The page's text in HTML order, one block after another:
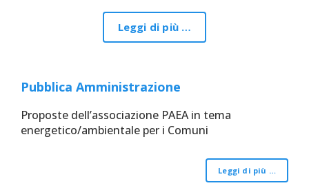
Leggi di più …
Pubblica Amministrazione
Proposte dell’associazione PAEA in tema
energetico/ambientale per i Comuni
Leggi di più …